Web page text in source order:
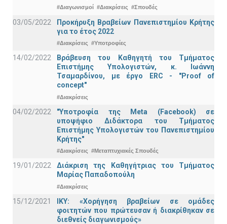
#Διαγωνισμοί #Διακρίσεις #Σπουδές
03/05/2022
Προκήρυξη Βραβείων Πανεπιστημίου Κρήτης
για το έτος 2022
#Διακρίσεις #Υποτροφίες
14/02/2022
Βράβευση του Καθηγητή του Τμήματος
Επιστήμης Υπολογιστών, κ. Ιωάννη
Τσαμαρδίνου, με έργο ERC - "Proof of
concept"
#Διακρίσεις
04/02/2022
"Υποτροφία της Meta (Facebook) σε
υποψήφιο Διδάκτορα του Τμήματος
Επιστήμης Υπολογιστών του Πανεπιστημίου
Κρήτης"
#Διακρίσεις #Μεταπτυχιακές Σπουδές
19/01/2022
Διάκριση της Καθηγήτριας του Τμήματος
Μαρίας Παπαδοπούλη
#Διακρίσεις
15/12/2021
IKY: «Χορήγηση βραβείων σε ομάδες
φοιτητών που πρώτευσαν ή διακρίθηκαν σε
διεθνείς διαγωνισμούς»